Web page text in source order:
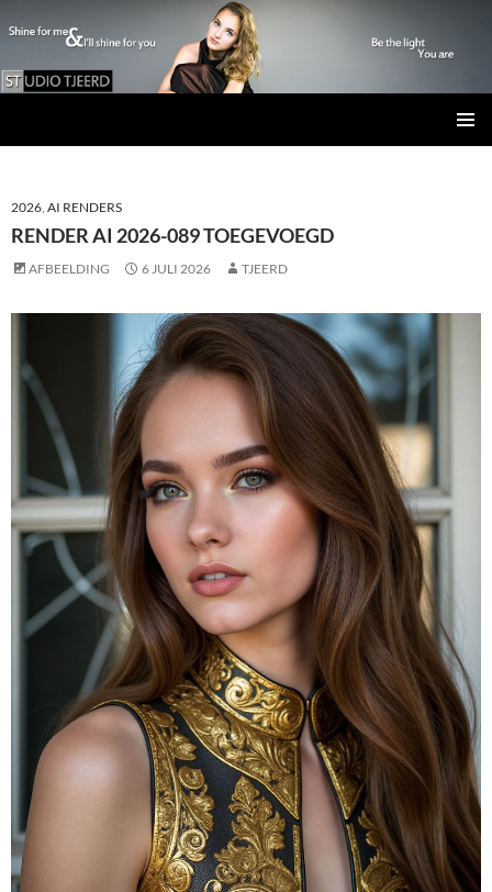
INHOUD
2026, AI RENDERS
RENDER AI 2026-089 TOEGEVOEGD
AFBEELDING 6 JULI 2026 TJEERD